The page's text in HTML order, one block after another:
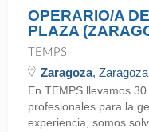
OPERARIO/A
PLAZA
TEMPS
Zaragoza, Zaragoza
En TEMPS llevamos
profesionales para la
experiencia, somos